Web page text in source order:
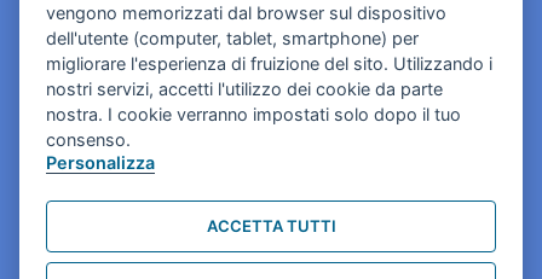
vengono memorizzati dal browser sul dispositivo
dell'utente (computer, tablet, smartphone) per
migliorare l'esperienza di fruizione del sito. Utilizzando i
nostri servizi, accetti l'utilizzo dei cookie da parte
nostra. I cookie verranno impostati solo dopo il tuo
consenso.
Personalizza
ACCETTA TUTTI